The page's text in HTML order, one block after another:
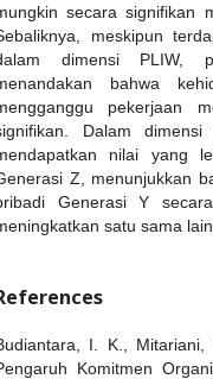
secara signifikan
meskipun
dimensi PLIW,
bahwa
pekerjaan
Dalam
nilai yang
Z, menunjukkan
Generasi Y
satu sama lain.
I. K.,
Komitmen